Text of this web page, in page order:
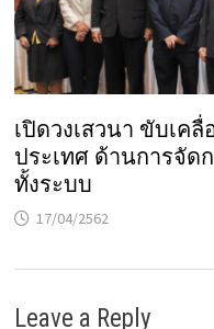
เปิดวงเสวนา ขับเค
ประเทศ ด้านการจัด
ทั้งระบบ
17/04/2562
Leave a Reply